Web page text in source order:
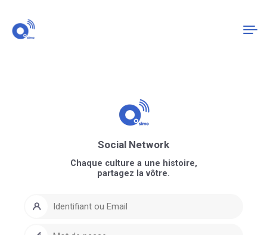
Social Network
Chaque culture a une histoire,
partagez la vôtre.